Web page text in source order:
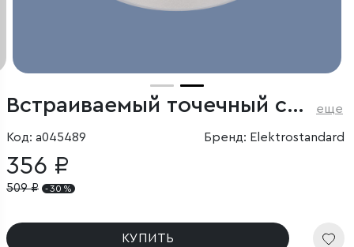
Встраиваемый точечный светильник еще
Код: a045489 Бренд: Elektrostandard
356 ₽
509₽ - 30 %
КУПИТЬ